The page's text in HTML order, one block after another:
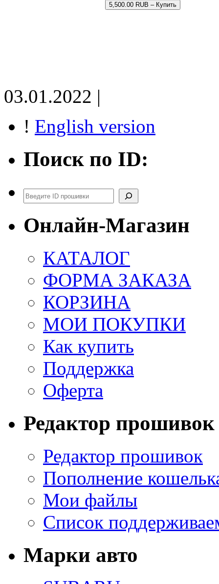
5,500.00 RUB – Купить
03.01.2022 |
! English version
Поиск по ID:
Поиск
Онлайн-Магазин
КАТАЛОГ
ФОРМА ЗАКАЗА
КОРЗИНА
МОИ ПОКУПКИ
Как купить
Поддержка
Оферта
Редактор прошивок
Редактор прошивок
Пополнение
Мои файлы
Список
Марки авто